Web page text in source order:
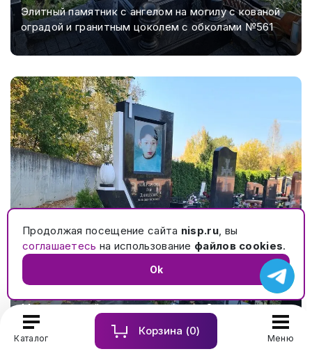
Каталог
Корзина (0)
Меню
Элитный памятник с ангелом на могилу с кованой
оградой и гранитным цоколем с обколами №561
Мемориальный комплекс ребенку. Составная
стела, керамика с двойной нишей, скульптура из
акрила. № 702
Продолжая посещение сайта nisp.ru, вы
соглашаетесь на использование файлов cookies.
Ok